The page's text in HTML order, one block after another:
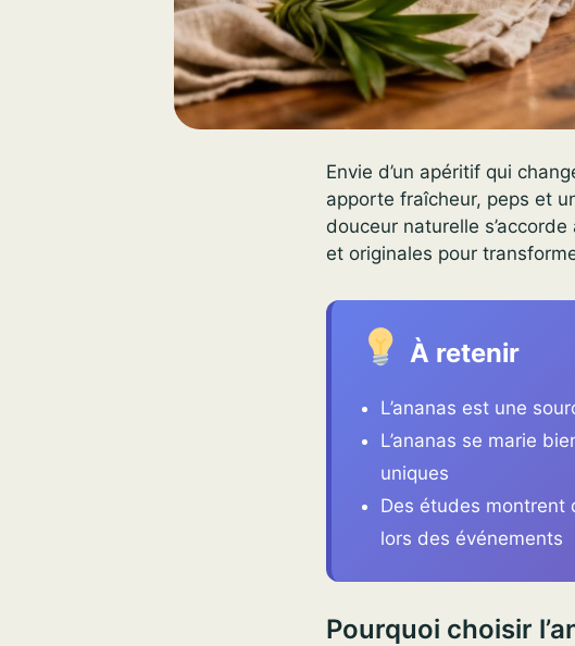
Envie d’un apéritif qui
apporte fraîcheur, peps et
douceur naturelle
et originales pour
À retenir
L’ananas est une
L’ananas se marie
uniques
Des études montrent
lors des événements
Pourquoi choisir